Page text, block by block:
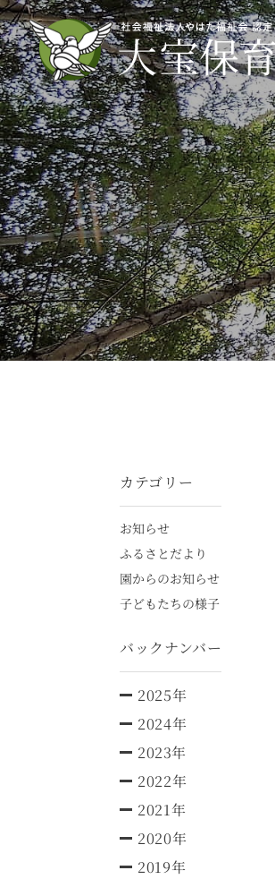
カテゴリー
お知らせ
ふるさとだより
園からのお知らせ
子どもたちの様子
バックナンバー
2025年
2024年
2023年
2022年
2021年
2020年
2019年